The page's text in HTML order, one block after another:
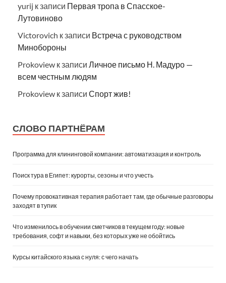
yurij к записи Первая тропа в Спасское-
Лутовиново
Victorovich к записи Встреча с руководством
Минобороны
Prokoview к записи Личное письмо Н. Мадуро —
всем честным людям
Prokoview к записи Спорт жив!
СЛОВО ПАРТНЁРАМ
Программа для клининговой компании: автоматизация и контроль
Поиск тура в Египет: курорты, сезоны и что учесть
Почему провокативная терапия работает там, где обычные разговоры
заходят в тупик
Что изменилось в обучении сметчиков в текущем году: новые
требования, софт и навыки, без которых уже не обойтись
Курсы китайского языка с нуля: с чего начать